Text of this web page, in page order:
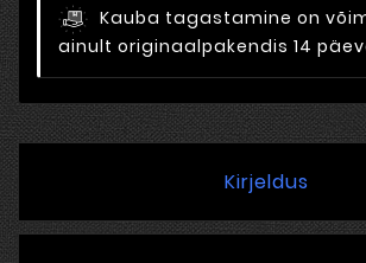
Kauba tagastamine on
ainult originaalpakendis 14
Kirjeldus